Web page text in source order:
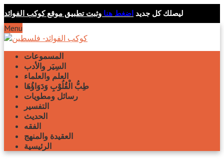
ليصلك كل جديد اضغط هنا وثبت تطبيق موقع كوكب الفوائد
Menu
المسموعات
السِيَر والأدب
العلم والعلماء
طِبُّ الْقُلُوْبِ وَدَوَاؤُهَا
رسائل ومطويات
التفسير
الحديث
الفقه
العقيدة والمنهج
الرئيسية